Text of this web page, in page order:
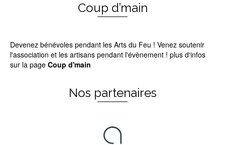
Coup d’main
Devenez bénévoles pendant les Arts du Feu ! Venez soutenir
l'association et les artisans pendant l'évènement ! plus d'infos
sur la page Coup d'main
Nos partenaires